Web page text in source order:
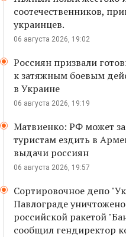
соотечественников,
украинцев.
06 августа 2026, 19:02
Россиян призвали
к затяжным боевым
в Украине
06 августа 2026, 19:19
Матвиенко: РФ может
туристам ездить в
выдачи россиян
06 августа 2026, 19:57
Сортировочное депо
Павлограде уничтожено
российской ракетой
сообщил гендиректор